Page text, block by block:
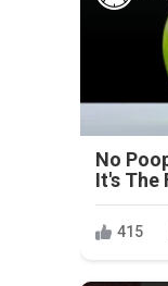
No
It's The
415